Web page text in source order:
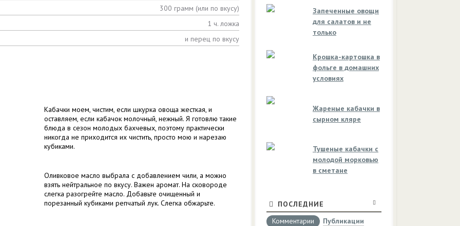
300 грамм (или по вкусу)
1 ч. ложка
и перец по вкусу
Кабачки моем, чистим, если шкурка овоща жесткая, и
оставляем, если кабачок молочный, нежный. Я готовлю такие
блюда в сезон молодых бахчевых, поэтому практически
никогда не приходится их чистить, просто мою и нарезаю
кубиками.
Оливковое масло выбрала с добавлением чили, а можно
взять нейтральное по вкусу. Важен аромат. На сковороде
слегка разогрейте масло. Добавьте очищенный и
порезанный кубиками репчатый лук. Слегка обжарьте.
Запеченные овощи
для салатов и не
только
Крошка-картошка в
фольге в домашних
условиях
Жареные кабачки в
сырном кляре
Тушеные кабачки с
молодой морковью
в сметане
ПОСЛЕДНИЕ
Комментарии
Публикации